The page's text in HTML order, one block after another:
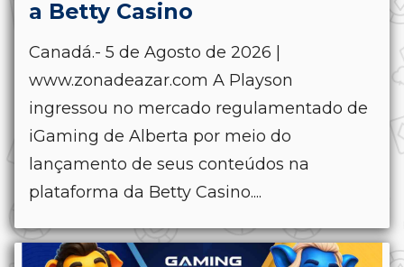
a Betty Casino
Canadá.- 5 de Agosto de 2026 |
www.zonadeazar.com A Playson
ingressou no mercado regulamentado de
iGaming de Alberta por meio do
lançamento de seus conteúdos na
plataforma da Betty Casino....